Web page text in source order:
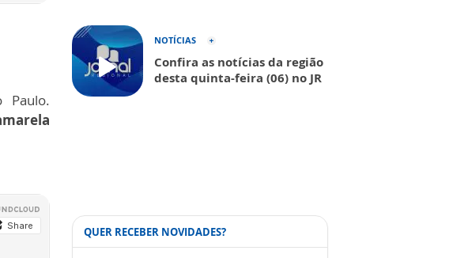
Paulo.
NOTÍCIAS
Confira as notícias da região
desta quinta-feira (06) no JR
QUER RECEBER NOVIDADES?